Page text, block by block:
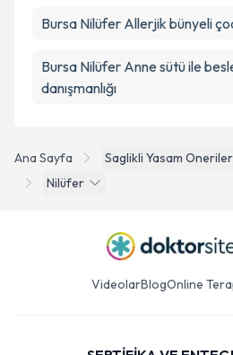
Ana Sayfa Saglikli Yasam
Nilüfer
Bursa Nilüfer Allerjik bünyeli
Bursa Nilüfer Anne sütü ile
danışmanlığı
VideolarBlogOnline